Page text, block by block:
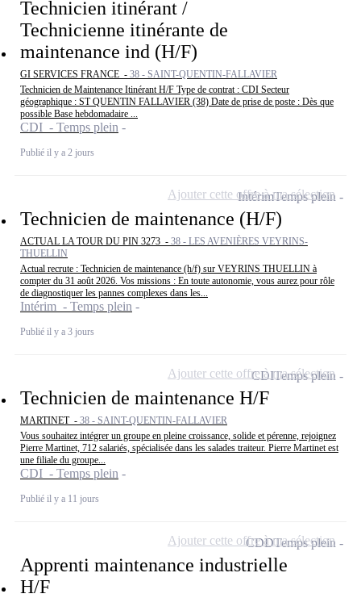
Technicien itinérant /
Technicienne itinérante de
maintenance ind (H/F)
GI SERVICES FRANCE - 38 - SAINT-QUENTIN-FALLAVIER
Technicien de Maintenance Itinérant H/F Type de contrat : CDI Secteur
géographique : ST QUENTIN FALLAVIER (38) Date de prise de poste : Dès que
possible Base hebdomadaire ...
CDI - Temps plein
Publié il y a 2 jours
Technicien de maintenance (H/F)
ACTUAL LA TOUR DU PIN 3273 - 38 - LES AVENIÈRES VEYRINS-
THUELLIN
Actual recrute : Technicien de maintenance (h/f) sur VEYRINS THUELLIN à
compter du 31 août 2026. Vos missions : En toute autonomie, vous aurez pour rôle
de diagnostiquer les pannes complexes dans les...
Intérim - Temps plein
Publié il y a 3 jours
IntérimTemps plein
Ajouter cette offre à ma sélection
Technicien de maintenance H/F
MARTINET - 38 - SAINT-QUENTIN-FALLAVIER
Vous souhaitez intégrer un groupe en pleine croissance, solide et pérenne, rejoignez
Pierre Martinet, 712 salariés, spécialisée dans les salades traiteur. Pierre Martinet est
une filiale du groupe...
CDI - Temps plein
Publié il y a 11 jours
CDITemps plein
Ajouter cette offre à ma sélection
Apprenti maintenance industrielle
H/F
CDDTemps plein
Ajouter cette offre à ma sélection